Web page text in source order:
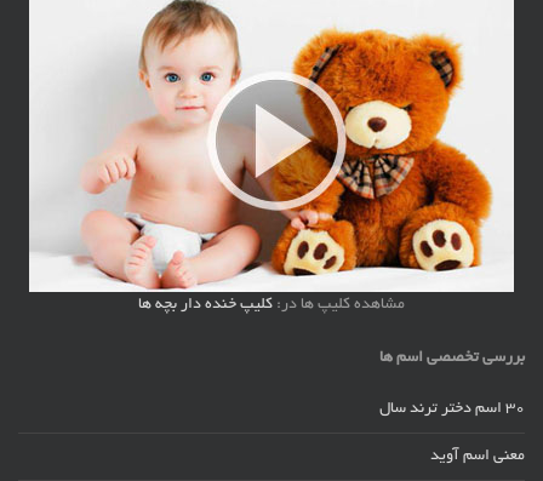
مشاهده کلیپ ها در: کلیپ خنده دار بچه ها
بررسی تخصصی اسم ها
30 اسم دختر ترند سال
معنی اسم آوید